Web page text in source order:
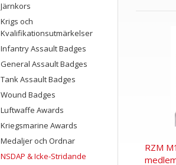
RZM
Järnkors
Krigs och
Kvalifikationsutmärkelser
Infantry Assault Badges
General Assault Badges
Tank Assault Badges
Wound Badges
Luftwaffe Awards
Kriegsmarine Awards
Medaljer och Ordnar
NSDAP & Icke-Stridande